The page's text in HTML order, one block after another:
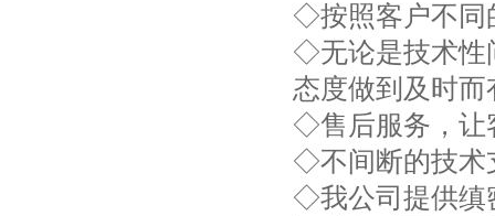
◇按照客户不同
◇无论是技术性
态度做到及时
◇售后服务，让
◇不间断的技术
◇我公司提供缜